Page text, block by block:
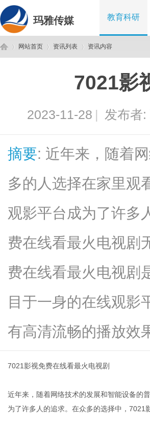
玛雅传媒 教育科研
网站首页 资讯列表
›
资讯内容
7021影
2023-11-28 | 发布者:
摘要: 近年来，随着
多的人选择在家里观
观影平台成为了许多
费在线看最火电视剧
费在线看最火电视剧
目于一身的在线观影
有高清流畅的播放效
7021影视免费在线看最火电视剧
近年来，随着网络技术的发展和智能设备的
为了许多人的追求。在众多的选择中，